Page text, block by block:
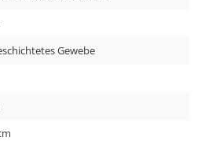
Gewebe